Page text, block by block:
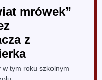
mrówek”
z
tym roku szkolnym